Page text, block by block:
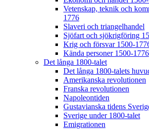
Vetenskap, teknik och
1776
Slaveri och triangelhandel
Sjöfart och sjökrigföring
Krig och försvar 1500-
Kända personer 1500-1776
Det långa 1800-talet
Det långa 1800-talets
Amerikanska revolutionen
Franska revolutionen
Napoleontiden
Gustavianska tidens
Sverige under 1800-talet
Emigrationen